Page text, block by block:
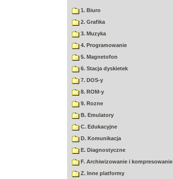
1. Biuro
2. Grafika
3. Muzyka
4. Programowanie
5. Magnetofon
6. Stacja dyskietek
7. DOS-y
8. ROM-y
9. Rozne
B. Emulatory
C. Edukacyjne
D. Komunikacja
E. Diagnostyczne
F. Archiwizowanie i kompresowanie
Z. Inne platformy